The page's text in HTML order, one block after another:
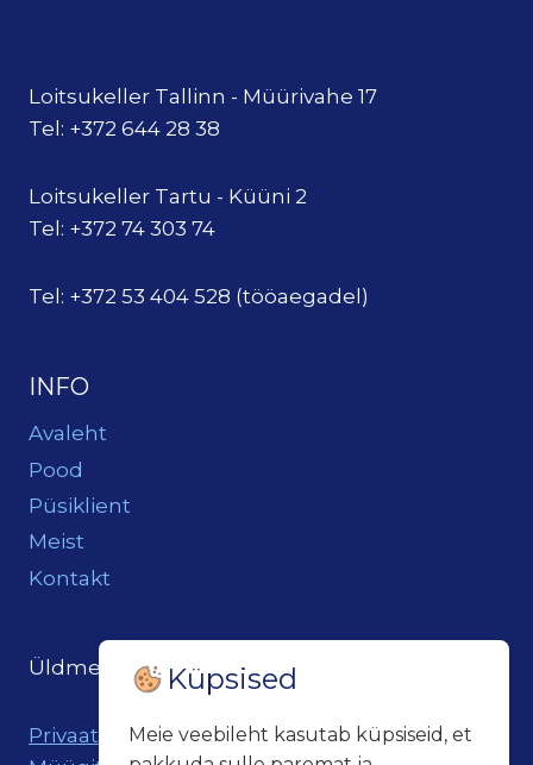
Loitsukeller Tallinn - Müürivahe 17
Tel: +372 644 28 38
Loitsukeller Tartu - Küüni 2
Tel: +372 74 303 74
Tel: +372 53 404 528 (tööaegadel)
INFO
Avaleht
Pood
Püsiklient
Meist
Kontakt
Üldmeil: loits@loitsukeller.ee
Privaatsuspoliitika
Küpsised
Meie veebileht kasutab küpsiseid, et